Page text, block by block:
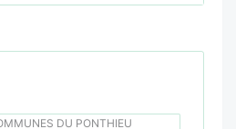
DU PONTHIEU